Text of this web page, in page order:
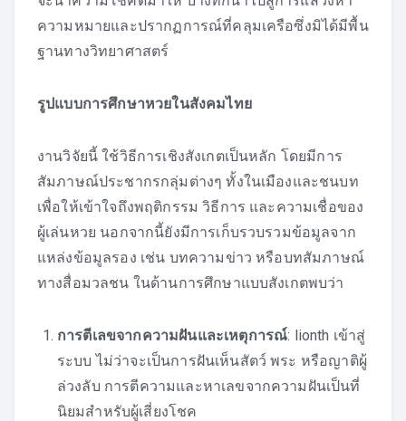
ความหมายและปรากฏการณ์ที่คลุมเครือซึ่งมิได้มีพื้น
ฐานทางวิทยาศาสตร์
รูปแบบการศึกษาหวยในสังคมไทย
งานวิจัยนี้ ใช้วิธีการเชิงสังเกตเป็นหลัก โดยมีการ
สัมภาษณ์ประชากรกลุ่มต่างๆ ทั้งในเมืองและชนบท
เพื่อให้เข้าใจถึงพฤติกรรม วิธีการ และความเชื่อของ
ผู้เล่นหวย นอกจากนี้ยังมีการเก็บรวบรวมข้อมูลจาก
แหล่งข้อมูลรอง เช่น บทความข่าว หรือบทสัมภาษณ์
ทางสื่อมวลชน ในด้านการศึกษาแบบสังเกตพบว่า
การตีเลขจากความฝันและเหตุการณ์: lionth เข้าสู่
ระบบ ไม่ว่าจะเป็นการฝันเห็นสัตว์ พระ หรือญาติผู้
ล่วงลับ การตีความและหาเลขจากความฝันเป็นที่
นิยมสำหรับผู้เสี่ยงโชค